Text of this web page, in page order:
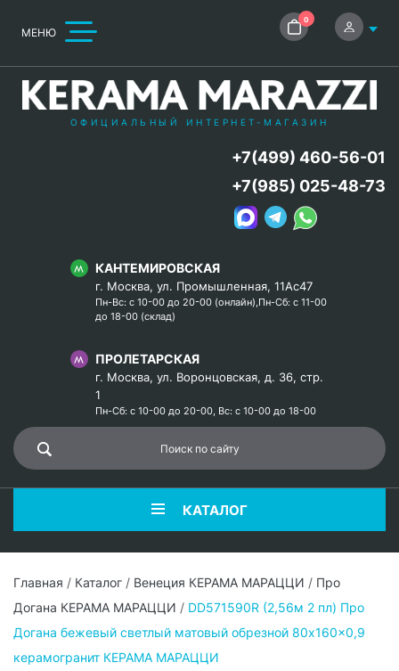
МЕНЮ
0
ОФИЦИАЛЬНЫЙ ИНТЕРНЕТ-МАГАЗИН
КАНТЕМИРОВСКАЯ
г. Москва, ул. Промышленная, 11Ас47
Пн-Вс: с 10-00 до 20-00 (онлайн),Пн-Сб: с 11-00
до 18-00 (склад)
ПРОЛЕТАРСКАЯ
г. Москва, ул. Воронцовская, д. 36, стр.
1
Пн-Сб: с 10-00 до 20-00, Вс: с 10-00 до 18-00
+7(499) 460-56-01
+7(985) 025-48-73
КАТАЛОГ
Главная / Каталог / Венеция КЕРАМА МАРАЦЦИ / Про
Догана КЕРАМА МАРАЦЦИ / DD571590R (2,56м 2 пл) Про
Догана бежевый светлый матовый обрезной 80x160x0,9
керамогранит КЕРАМА МАРАЦЦИ